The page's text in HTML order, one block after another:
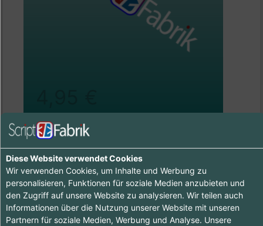
BUSINESS
Diese Website verwendet Cookies
Wir verwenden Cookies, um Inhalte und Werbung zu
personalisieren, Funktionen für soziale Medien anzubieten und
den Zugriff auf unsere Website zu analysieren. Wir teilen auch
Informationen über die Nutzung unserer Website mit unseren
Partnern für soziale Medien, Werbung und Analyse. Unsere